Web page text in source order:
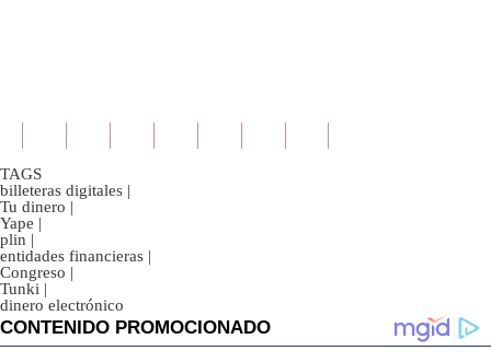
TAGS
billeteras digitales |
Tu dinero |
Yape |
plin |
entidades financieras |
Congreso |
Tunki |
dinero electrónico